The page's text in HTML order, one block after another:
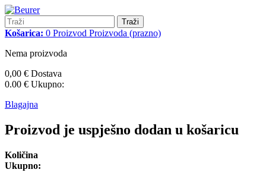
Traži
Košarica: 0 Proizvod Proizvoda (prazno)
Nema proizvoda
0,00 € Dostava
0.00 € Ukupno:
Blagajna
Proizvod je uspješno dodan u košaricu
Količina
Ukupno: